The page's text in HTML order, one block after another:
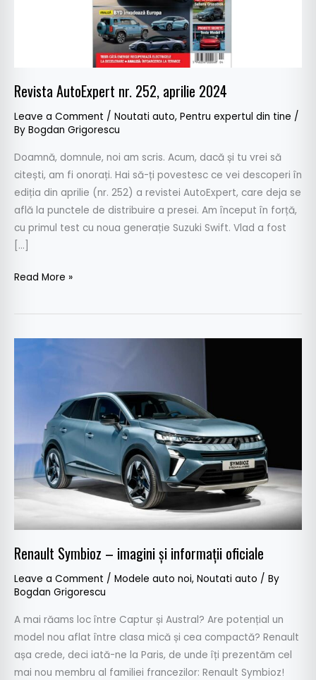
Revista AutoExpert nr. 252, aprilie 2024
Leave a Comment / Noutati auto, Pentru expertul din tine /
By Bogdan Grigorescu
Doamnă, domnule, noi am scris. Acum, dacă și tu vrei să
citești, am fi onorați. Hai să-ți povestesc ce vei descoperi în
ediția din aprilie (nr. 252) a revistei AutoExpert, care deja se
află la punctele de distribuire a presei. Am început în forță,
cu primul test cu noua generație Suzuki Swift. Vlad a fost
[…]
Read More »
Renault Symbioz – imagini și informații oficiale
Leave a Comment / Modele auto noi, Noutati auto / By
Bogdan Grigorescu
A mai răams loc între Captur și Austral? Are potențial un
model nou aflat între clasa mică și cea compactă? Renault
așa crede, deci iată-ne la Paris, de unde îți prezentăm cel
mai nou membru al familiei francezilor: Renault Symbioz!
Renault
informații
oficiale